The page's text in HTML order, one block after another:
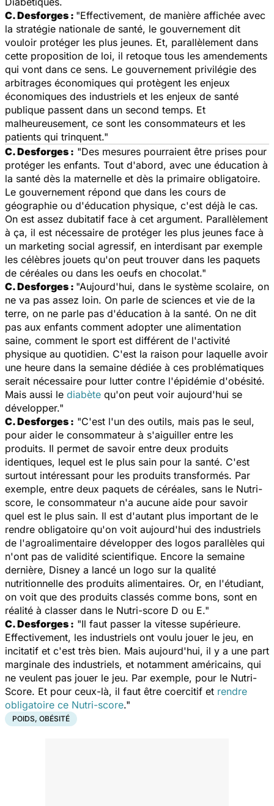
C. Desforges : "Effectivement, de manière affichée avec
la stratégie nationale de santé, le gouvernement dit
vouloir protéger les plus jeunes. Et, parallèlement dans
cette proposition de loi, il retoque tous les amendements
qui vont dans ce sens. Le gouvernement privilégie des
arbitrages économiques qui protègent les enjeux
économiques des industriels et les enjeux de santé
publique passent dans un second temps. Et
malheureusement, ce sont les consommateurs et les
patients qui trinquent."
C. Desforges : "Des mesures pourraient être prises pour
protéger les enfants. Tout d'abord, avec une éducation à
la santé dès la maternelle et dès la primaire obligatoire.
Le gouvernement répond que dans les cours de
géographie ou d'éducation physique, c'est déjà le cas.
On est assez dubitatif face à cet argument. Parallèlement
à ça, il est nécessaire de protéger les plus jeunes face à
un marketing social agressif, en interdisant par exemple
les célèbres jouets qu'on peut trouver dans les paquets
de céréales ou dans les oeufs en chocolat."
C. Desforges : "Aujourd'hui, dans le système scolaire, on
ne va pas assez loin. On parle de sciences et vie de la
terre, on ne parle pas d'éducation à la santé. On ne dit
pas aux enfants comment adopter une alimentation
saine, comment le sport est différent de l'activité
physique au quotidien. C'est la raison pour laquelle avoir
une heure dans la semaine dédiée à ces problématiques
serait nécessaire pour lutter contre l'épidémie d'obésité.
Mais aussi le diabète qu'on peut voir aujourd'hui se
développer."
C. Desforges : "C'est l'un des outils, mais pas le seul,
pour aider le consommateur à s'aiguiller entre les
produits. Il permet de savoir entre deux produits
identiques, lequel est le plus sain pour la santé. C'est
surtout intéressant pour les produits transformés. Par
exemple, entre deux paquets de céréales, sans le Nutri-
score, le consommateur n'a aucune aide pour savoir
quel est le plus sain. Il est d'autant plus important de le
rendre obligatoire qu'on voit aujourd'hui des industriels
de l'agroalimentaire développer des logos parallèles qui
n'ont pas de validité scientifique. Encore la semaine
dernière, Disney a lancé un logo sur la qualité
nutritionnelle des produits alimentaires. Or, en l'étudiant,
on voit que des produits classés comme bons, sont en
réalité à classer dans le Nutri-score D ou E."
C. Desforges : "Il faut passer la vitesse supérieure.
Effectivement, les industriels ont voulu jouer le jeu, en
incitatif et c'est très bien. Mais aujourd'hui, il y a une part
marginale des industriels, et notamment américains, qui
ne veulent pas jouer le jeu. Par exemple, pour le Nutri-
Score. Et pour ceux-là, il faut être coercitif et rendre
obligatoire ce Nutri-score."
POIDS, OBÉSITÉ